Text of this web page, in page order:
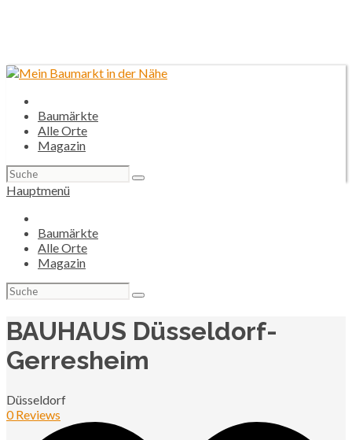
Baumärkte
Alle Orte
Magazin
Suchen
nach:
Hauptmenü
Baumärkte
Alle Orte
Magazin
Suchen
nach:
BAUHAUS Düsseldorf-
Gerresheim
Düsseldorf
0 Reviews